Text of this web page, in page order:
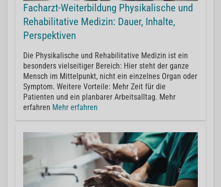
Facharzt-Weiterbildung Physikalische und
Rehabilitative Medizin: Dauer, Inhalte,
Perspektiven
Die Physikalische und Rehabilitative Medizin ist ein
besonders vielseitiger Bereich: Hier steht der ganze
Mensch im Mittelpunkt, nicht ein einzelnes Organ oder
Symptom. Weitere Vorteile: Mehr Zeit für die
Patienten und ein planbarer Arbeitsalltag. Mehr
erfahren Mehr erfahren